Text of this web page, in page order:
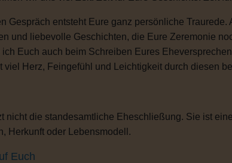
Gespräch entsteht Eure ganz persönliche
und liebevolle Geschichten, die Eure Zeremonie
ich Euch auch beim Schreiben Eures
viel Herz, Feingefühl und Leichtigkeit durch diesen
nicht die standesamtliche Eheschließung. Sie ist
Herkunft oder Lebensmodell.
Euch